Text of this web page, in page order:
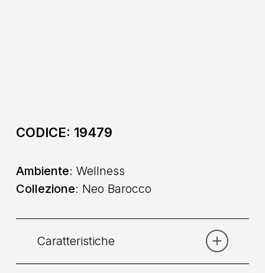
CODICE: 19479
Ambiente: Wellness
Collezione: Neo Barocco
Caratteristiche